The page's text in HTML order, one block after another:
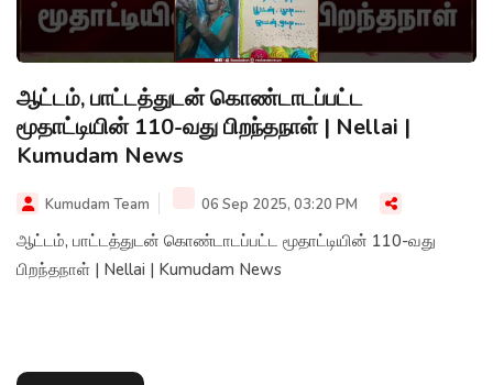
ஆட்டம், பாட்டத்துடன் கொண்டாடப்பட்ட
மூதாட்டியின் 110-வது பிறந்தநாள் | Nellai |
Kumudam News
Kumudam Team 06 Sep 2025, 03:20 PM
ஆட்டம், பாட்டத்துடன் கொண்டாடப்பட்ட மூதாட்டியின் 110-வது
பிறந்தநாள் | Nellai | Kumudam News